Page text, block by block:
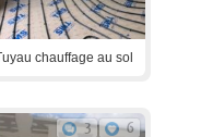
chauffage au sol
3 6